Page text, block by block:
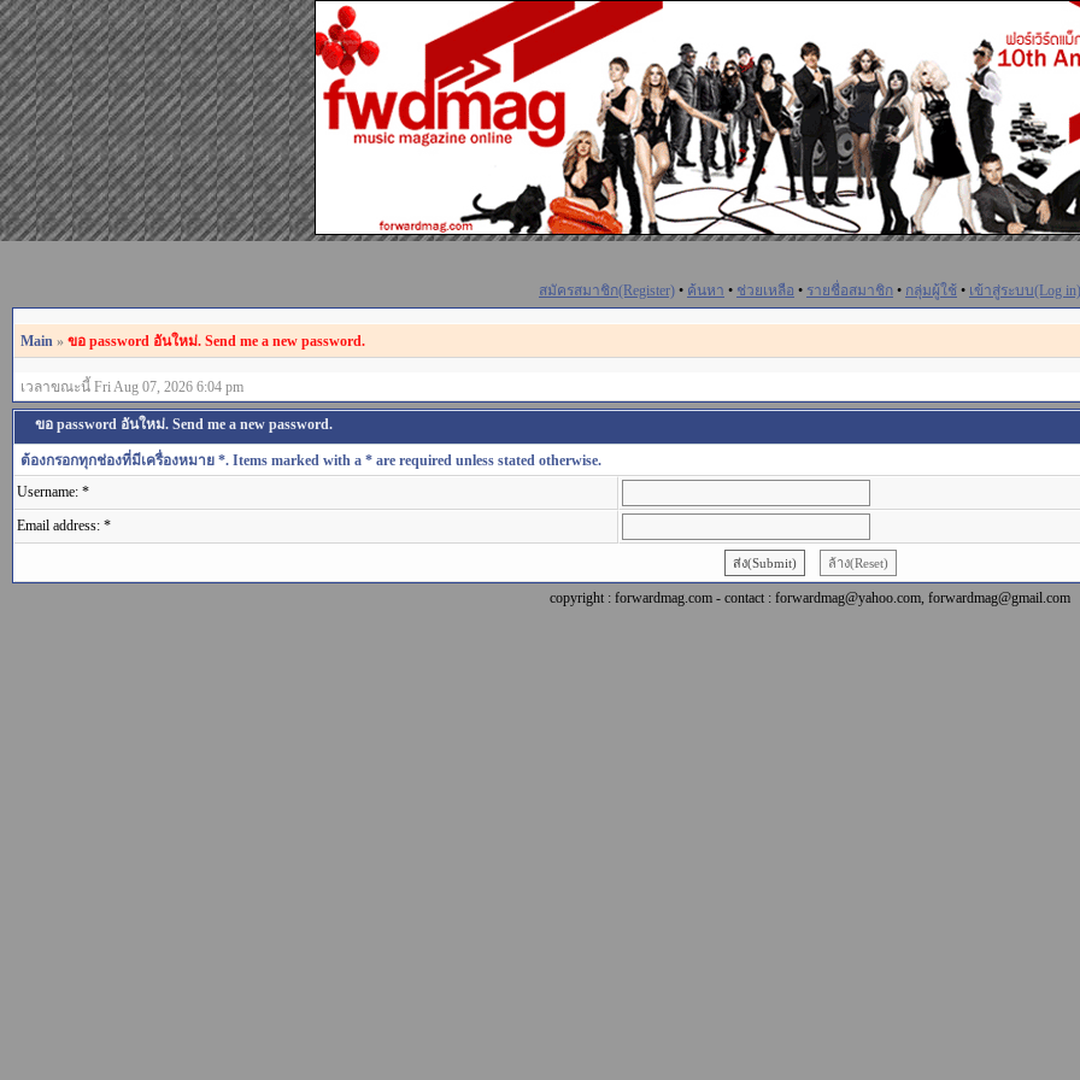
สมัครสมาชิก(Register) • ค้นหา • ช่วยเหลือ • รายชื่อสมาชิก • กลุ่มผู้ใช้ • เข้าสู่ระบบ(Log in)
Main » ขอ password อันใหม่. Send me a new password.
เวลาขณะนี้ Fri Aug 07, 2026 6:04 pm
ขอ password อันใหม่. Send me a new password.
ต้องกรอกทุกช่องที่มีเครื่องหมาย *. Items marked with a * are required unless stated otherwise.
Username: *
Email address: *
copyright : forwardmag.com - contact : forwardmag@yahoo.com, forwardmag@gmail.com